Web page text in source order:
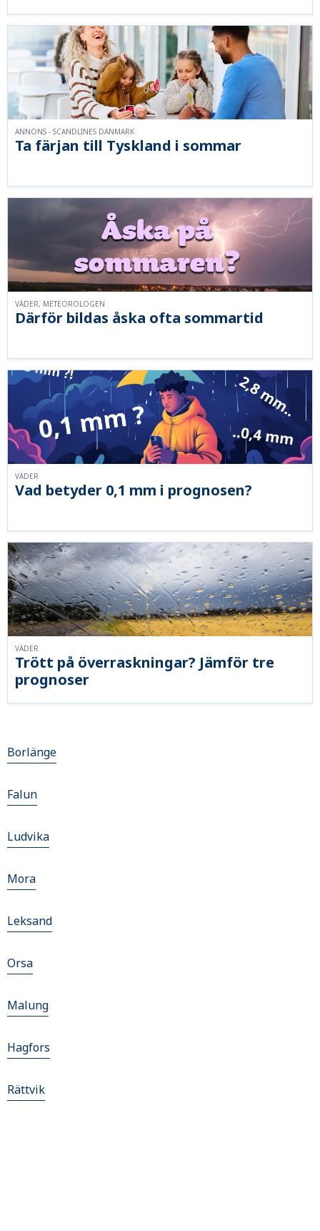
Ta färjan till Tyskland i sommar
ANNONS - SCANDLINES DANMARK
Därför bildas åska ofta sommartid
VÄDER, METEOROLOGEN
Vad betyder 0,1 mm i prognosen?
VÄDER
Trött på överraskningar? Jämför tre
prognoser
VÄDER
Borlänge
Falun
Ludvika
Mora
Leksand
Orsa
Malung
Hagfors
Rättvik